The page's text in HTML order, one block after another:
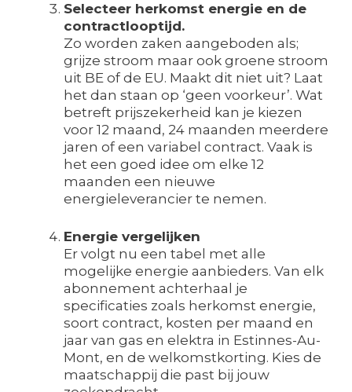
Selecteer herkomst energie en de
contractlooptijd.
Zo worden zaken aangeboden als;
grijze stroom maar ook groene stroom
uit BE of de EU. Maakt dit niet uit? Laat
het dan staan op ‘geen voorkeur’. Wat
betreft prijszekerheid kan je kiezen
voor 12 maand, 24 maanden meerdere
jaren of een variabel contract. Vaak is
het een goed idee om elke 12
maanden een nieuwe
energieleverancier te nemen.
Energie vergelijken
Er volgt nu een tabel met alle
mogelijke energie aanbieders. Van elk
abonnement achterhaal je
specificaties zoals herkomst energie,
soort contract, kosten per maand en
jaar van gas en elektra in Estinnes-Au-
Mont, en de welkomstkorting. Kies de
maatschappij die past bij jouw